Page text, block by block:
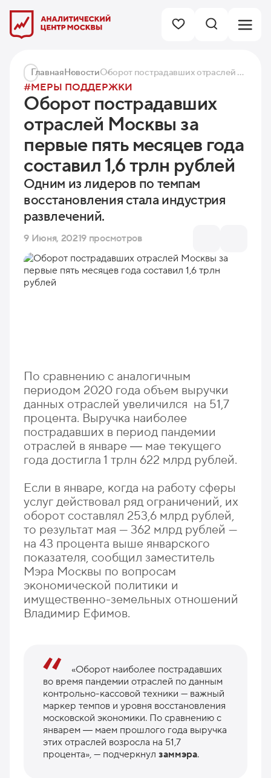
ГлавнаяНовости Оборот пострадавших отраслей Москвы за первые пять месяцев года составил 1,6 трлн рублей
#МЕРЫ ПОДДЕРЖКИ
Оборот пострадавших
отраслей Москвы за
первые пять месяцев года
составил 1,6 трлн рублей
Одним из лидеров по темпам
восстановления стала индустрия
развлечений.
9 Июня, 20219 просмотров
По сравнению с аналогичным
периодом 2020 года объем выручки
данных отраслей увеличился на 51,7
процента. Выручка наиболее
пострадавших в период пандемии
отраслей в январе ― мае текущего
года достигла 1 трлн 622 млрд рублей.
Если в январе, когда на работу сферы
услуг действовал ряд ограничений, их
оборот составлял 253,6 млрд рублей,
то результат мая — 362 млрд рублей —
на 43 процента выше январского
показателя, сообщил заместитель
Мэра Москвы по вопросам
экономической политики и
имущественно-земельных отношений
Владимир Ефимов.
«Оборот наиболее пострадавших
во время пандемии отраслей по данным
контрольно-кассовой техники — важный
маркер темпов и уровня восстановления
московской экономики. По сравнению с
январем ― маем прошлого года выручка
этих отраслей возросла на 51,7
процента», — подчеркнул заммэра.